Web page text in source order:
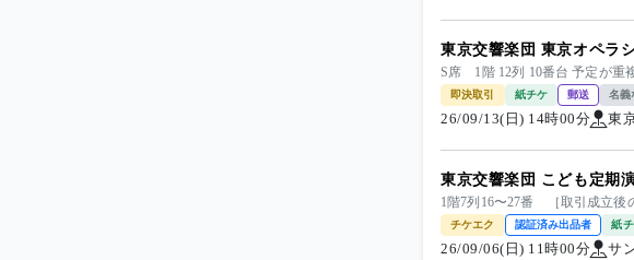
東京交響楽団 東京オペラ
S席 1階 12列 10番台 予定が重
即決取引 紙チケ 郵送 名義
26/09/13(日) 14時00分 東
東京交響楽団 こども定期
1階7列16〜27番 ［取引成立後
チケエク 認証済み出品者 紙
26/09/06(日) 11時00分 サ